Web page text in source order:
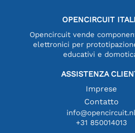
OPENCIRCUIT
Opencircuit vende
elettronici per
educativi e
ASSISTENZA
Imprese
Contatto
info@opencircuit.nl
+31 850014013